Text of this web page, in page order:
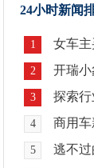
24小时新闻
1 女车
2 开瑞小
3 探索
4 商用
5 逃不